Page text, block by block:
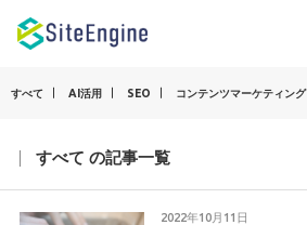
すべて AI活用 SEO コンテンツマーケティング
すべて の記事一覧
2022年10月11日